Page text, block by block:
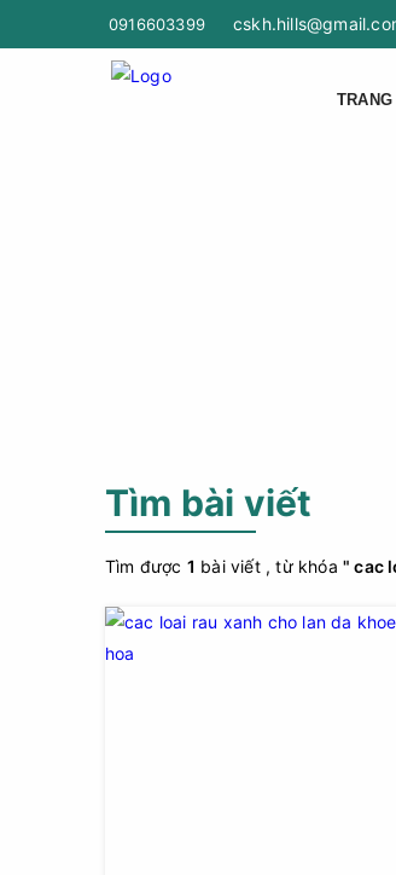
0916603399
TRANG
Tìm bài viết
Tìm được 1 bài viết , từ khóa" cac